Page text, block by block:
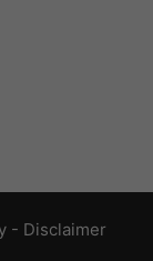
- Disclaimer